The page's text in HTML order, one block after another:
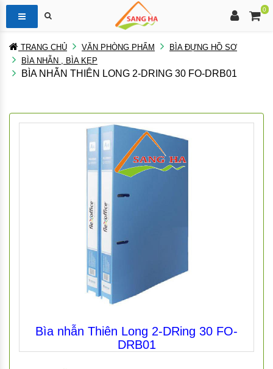
0
TRANG CHỦ VĂN PHÒNG PHẨM
BÌA ĐỰNG HỒ SƠ
BÌA NHẪN , BÌA KẸP
BÌA NHẪN THIÊN LONG 2-DRING 30 FO-DRB01
Bìa nhẫn Thiên Long 2-DRing 30 FO-
DRB01